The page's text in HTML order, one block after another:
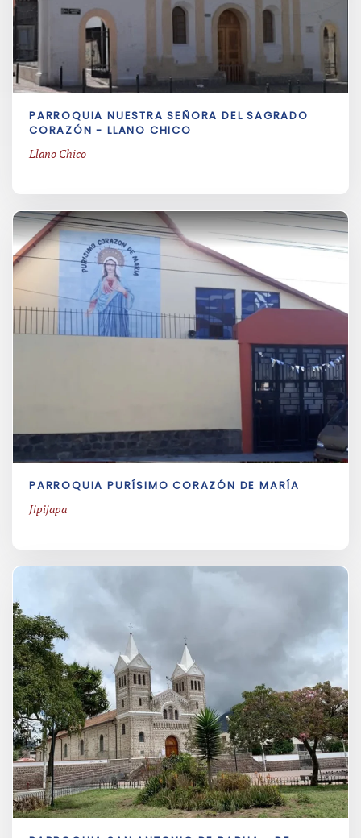
PARROQUIA NUESTRA SEÑORA DEL SAGRADO
CORAZÓN - LLANO CHICO
Llano Chico
PARROQUIA PURÍSIMO CORAZÓN DE MARÍA
Jipijapa